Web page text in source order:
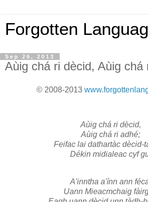
Forgotten
Sep 26, 2013
Aùig chá ri dècid, Aùig chá
© 2008-2013
Aùig chá ri dècid,
Aùig chá ri adhé;
Feifac lai dathartàc dècid-
Dékin midialeac cyf
A'inntha a'ínn ann
Uann Mieacmchaig